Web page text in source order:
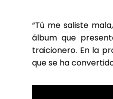
“Tú me saliste
álbum que
traicionero. En la
que se ha